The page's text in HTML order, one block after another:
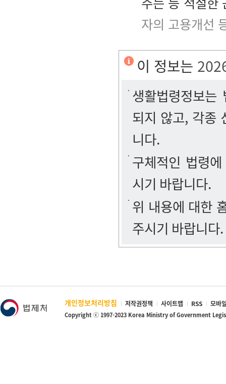
자의 고용개선
이 정보는
생활법령정보
되지 않고, 각종
니다.
구체적인 법령
시기 바랍니다.
위 내용에 대한
주시기 바랍니다.
개인정보처리방침 저작권정책 사이트맵 RSS 모바
Copyright ⓒ 1997-2023 Korea Ministry of Government